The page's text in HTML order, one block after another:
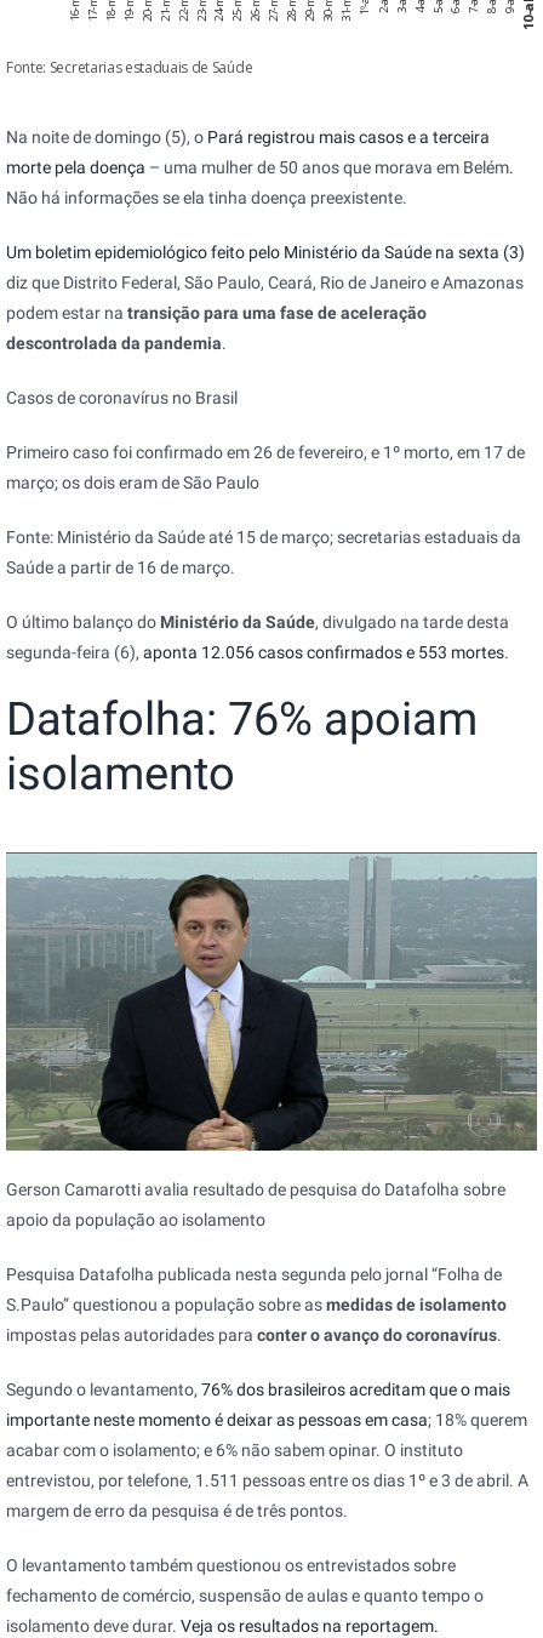
Na noite de domingo (5), o Pará registrou mais casos e a terceira
morte pela doença – uma mulher de 50 anos que morava em Belém.
Não há informações se ela tinha doença preexistente.
Um boletim epidemiológico feito pelo Ministério da Saúde na sexta (3)
diz que Distrito Federal, São Paulo, Ceará, Rio de Janeiro e Amazonas
podem estar na transição para uma fase de aceleração
descontrolada da pandemia.
Casos de coronavírus no Brasil
Primeiro caso foi confirmado em 26 de fevereiro, e 1º morto, em 17 de
março; os dois eram de São Paulo
Fonte: Ministério da Saúde até 15 de março; secretarias estaduais da
Saúde a partir de 16 de março.
O último balanço do Ministério da Saúde, divulgado na tardedesta
segunda-feira (6), aponta 12.056 casos confirmados e 553 mortes.
Datafolha: 76% apoiam
isolamento
Gerson Camarotti avalia resultado de pesquisa do Datafolha sobre
apoio da população ao isolamento
Pesquisa Datafolha publicada nesta segunda pelo jornal “Folha de
S.Paulo” questionou a população sobre asmedidas de isolamento
impostas pelas autoridades para conter o avanço do coronavírus.
Segundo o levantamento, 76% dos brasileiros acreditam que o mais
importante neste momento é deixar as pessoas em casa; 18% querem
acabar com o isolamento; e 6% não sabem opinar. O instituto
entrevistou, por telefone, 1.511 pessoas entre os dias 1º e 3 de abril. A
margem de erro da pesquisa é de três pontos.
O levantamento também questionou os entrevistados sobre
fechamento de comércio, suspensão de aulas e quanto tempo o
isolamento deve durar. Veja os resultados na reportagem.